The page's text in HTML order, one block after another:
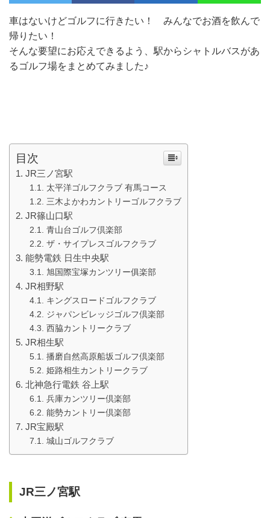
車はないけどゴルフに行きたい！ みんなでお酒を飲んで
帰りたい！
そんな要望にお応えできるよう、駅からシャトルバスがあ
るゴルフ場をまとめてみました♪
目次
JR三ノ宮駅
太平洋ゴルフクラブ 有馬コース
三木よかわカントリーゴルフクラブ
JR篠山口駅
青山台ゴルフ倶楽部
ザ・サイプレスゴルフクラブ
能勢電鉄 日生中央駅
旭国際宝塚カンツリー俱楽部
JR相野駅
キングスロードゴルフクラブ
ジャパンビレッジゴルフ倶楽部
西脇カントリークラブ
JR相生駅
播磨自然高原船坂ゴルフ倶楽部
姫路相生カントリークラブ
北神急行電鉄 谷上駅
兵庫カンツリー倶楽部
能勢カントリー倶楽部
JR宝殿駅
城山ゴルフクラブ
JR三ノ宮駅